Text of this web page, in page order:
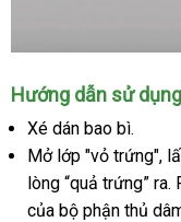
Tenga
Egg
MISTY
Hướng dẫn sử
Xé dán bao bì.
Mở lớp "vỏ trứng"cũ
,
lòng “quả trứng” ra.
mini
của bộ phận thủ